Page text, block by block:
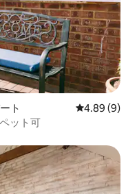
ト レビュー9件
4.89 (9)
ット可